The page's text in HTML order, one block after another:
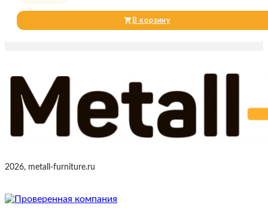
В корзину
2026, metall-furniture.ru